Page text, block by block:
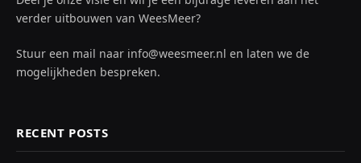
verder uitbouwen van WeesMeer?
Stuur een mail naar info@weesmeer.nl en laten we de
mogelijkheden bespreken.
RECENT POSTS